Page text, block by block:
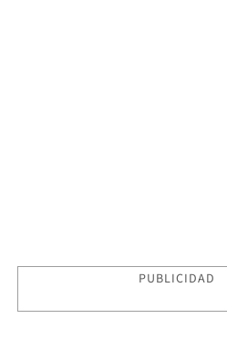
PUBLICIDAD